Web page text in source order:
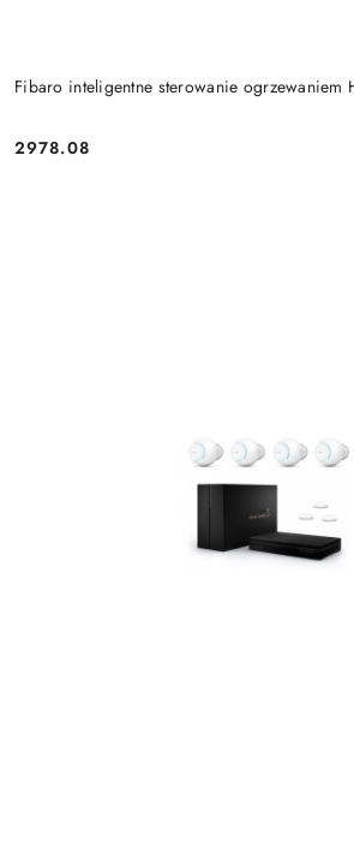
Fibaro inteligentne sterowanie ogrzewaniem
Cena:
2978.08